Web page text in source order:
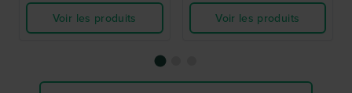
Voir les produits
Voir les produits